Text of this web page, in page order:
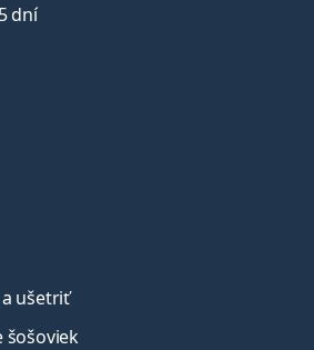
dní
ušetriť
šošoviek